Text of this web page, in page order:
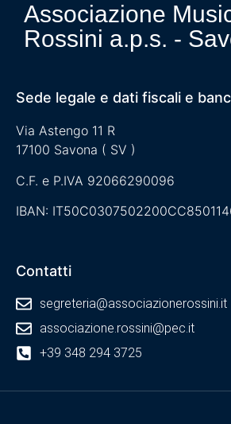
Associazione
Rossini a.p.s. -
Sede legale e dati fiscali e
Via Astengo 11 R
17100 Savona ( SV )
C.F. e P.IVA 92066290096
IBAN:
Contatti
segreteria@associazionerossini.it
associazione.rossini@pec.it
+39 348 294 3725